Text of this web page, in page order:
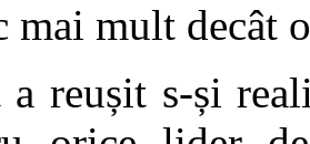
mai mult decât
reușit s-și